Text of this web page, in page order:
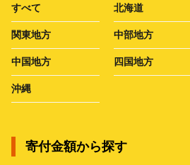
すべて 北海道
関東地方 中部地方
中国地方 四国地方
沖縄
寄付金額から探す